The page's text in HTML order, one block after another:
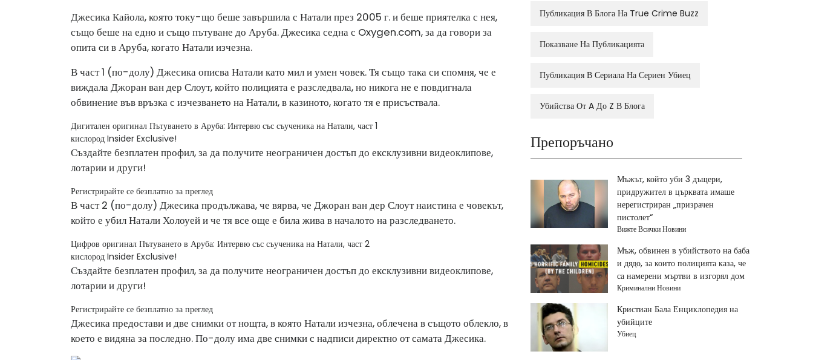
Джесика Кайола, която току-що беше завършила с Натали през 2005 г. и беше приятелка с нея,
също беше на едно и също пътуване до Аруба. Джесика седна с Oxygen.com, за да говори за
опита си в Аруба, когато Натали изчезна.
В част 1 (по-долу) Джесика описва Натали като мил и умен човек. Тя също така си спомня, че е
виждала Джоран ван дер Слоут, който полицията е разследвала, но никога не е повдигнала
обвинение във връзка с изчезването на Натали, в казиното, когато тя е присъствала.
Дигитален оригинал Пътуването в Аруба: Интервю със съученика на Натали, част 1
кислород Insider Exclusive!
Създайте безплатен профил, за да получите неограничен достъп до ексклузивни видеоклипове,
лотарии и други!
Регистрирайте се безплатно за преглед
В част 2 (по-долу) Джесика продължава, че вярва, че Джоран ван дер Слоут наистина е човекът,
който е убил Натали Холоуей и че тя все още е била жива в началото на разследването.
Цифров оригинал Пътуването в Аруба: Интервю със съученика на Натали, част 2
кислород Insider Exclusive!
Създайте безплатен профил, за да получите неограничен достъп до ексклузивни видеоклипове,
лотарии и други!
Регистрирайте се безплатно за преглед
Джесика предостави и две снимки от нощта, в която Натали изчезна, облечена в същото облекло, в
което е видяна за последно. По-долу има две снимки с надписи директно от самата Джесика.
Публикация В Блога На True Crime Buzz
Показване На Публикацията
Публикация В Сериала На Сериен Убиец
Убийства От A До Z В Блога
Препоръчано
Мъжът, който уби 3 дъщери,
придружител в църквата имаше
нерегистриран „призрачен
пистолет“
Вижте Всички Новини
Мъж, обвинен в убийството на баба
и дядо, за които полицията каза, че
са намерени мъртви в изгорял дом
Криминални Новини
Кристиан Бала Енциклопедия на
убийците
Убиец